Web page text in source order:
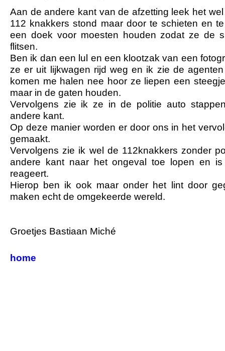
Aan de andere kant van de afzetting leek het
112 knakkers stond maar door te schieten en
een doek voor moesten houden zodat ze de
flitsen.
Ben ik dan een lul en een klootzak van een
ze er uit lijkwagen rijd weg en ik zie de
komen me halen nee hoor ze liepen een
maar in de gaten houden.
Vervolgens zie ik ze in de politie auto
andere kant.
Op deze manier worden er door ons in het
gemaakt.
Vervolgens zie ik wel de 112knakkers zonder
andere kant naar het ongeval toe lopen en
reageert.
Hierop ben ik ook maar onder het lint door
maken echt de omgekeerde wereld.
Groetjes Bastiaan Miché
home